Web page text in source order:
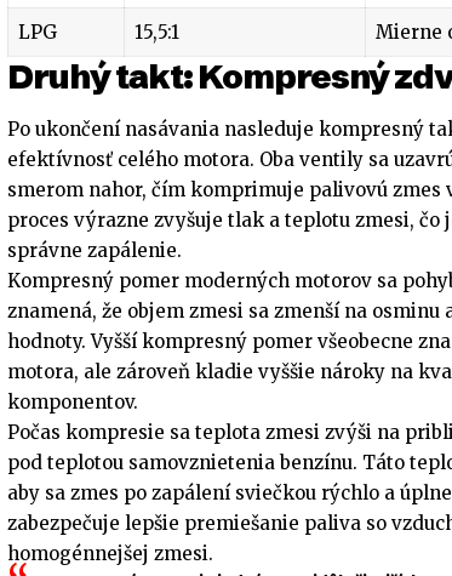
LPG 15,5:1 Mierne
Druhý takt: Kompresný
Po ukončení nasávania nasleduje kompresný
efektívnosť celého motora. Oba ventily sa
smerom nahor, čím komprimuje palivovú zmes
proces výrazne zvyšuje tlak a teplotu zmesi, čo
správne zapálenie.
Kompresný pomer moderných motorov sa
znamená, že objem zmesi sa zmenší na osminu
hodnoty. Vyšší kompresný pomer všeobecne
motora, ale zároveň kladie vyššie nároky na
komponentov.
Počas kompresie sa teplota zmesi zvýši na
pod teplotou samovznietenia benzínu. Táto
aby sa zmes po zapálení sviečkou rýchlo a
zabezpečuje lepšie premiešanie paliva so
homogénnejšej zmesi.